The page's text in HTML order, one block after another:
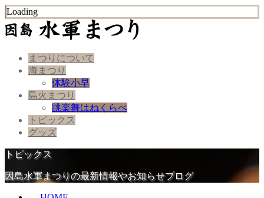
Loading
まつりについて
海まつり
体験小早
島火まつり
跳楽舞はねくらべ
トピックス
グッズ
トピックス
因島水軍まつりの最新情報やお知らせブログ